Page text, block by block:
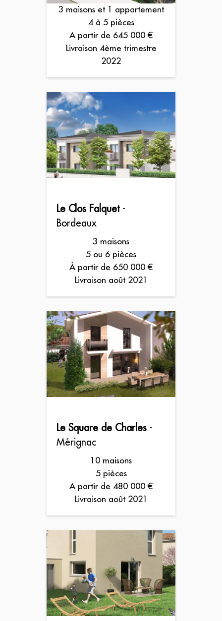
3 maisons et 1 appartement
4 à 5 pièces
A partir de 645 000 €
Livraison 4ème trimestre
2022
Le Clos Falquet-
Bordeaux
3 maisons
5 ou 6 pièces
À partir de 650 000 €
Livraison août 2021
Le Square de Charles -
Mérignac
10 maisons
5 pièces
A partir de 480 000 €
Livraison août 2021